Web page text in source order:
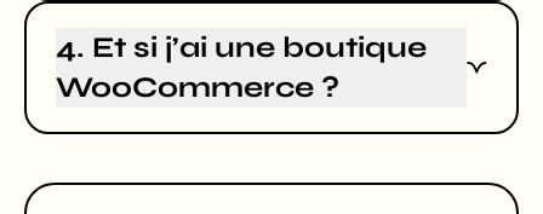
4. Et si j’ai une boutique
WooCommerce ?